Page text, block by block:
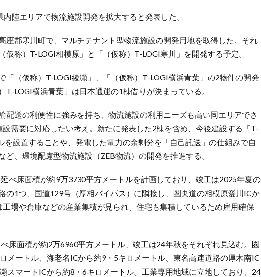
陸エリアで物流施設開発を拡大すると発表した。
座郡寒川町で、マルチテナント型物流施設の開発用地を取得した。それ
仮称）T-LOGI相模原」と「（仮称）T-LOGI寒川」を開発する予定。
「（仮称）T-LOGI綾瀬」、「（仮称）T-LOGI横浜青葉」の2物件の開発
T-LOGI横浜青葉」は日本通運の1棟借りが決まっている。
配送の利便性に強みを持ち、物流施設の利用ニーズも高い同エリアでさ
需要に対応したい考え。新たに発表した2棟を含め、今後建設する「T-
を設置することや、発電した電力の余剰分を「自己託送」の仕組みで自
ど、環境配慮型物流施設（ZEB物流）の開発を推進する。
延べ床面積が約9万3730平方メートルを計画しており、竣工は2025年夏の
の1つ、国道129号（厚相バイパス）に隣接し、圏央道の相模原愛川ICか
場や倉庫などの産業集積が見られ、住宅も集積しているため雇用確保
べ床面積が約2万6960平方メートル、竣工は24年秋をそれぞれ見込む。圏
メートル、海老名ICから約9・5キロメートル、東名高速道路の厚木南IC
スマートICから約8・6キロメートル。工業専用地域に立地しており、24